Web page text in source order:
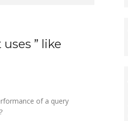
” like
of a query